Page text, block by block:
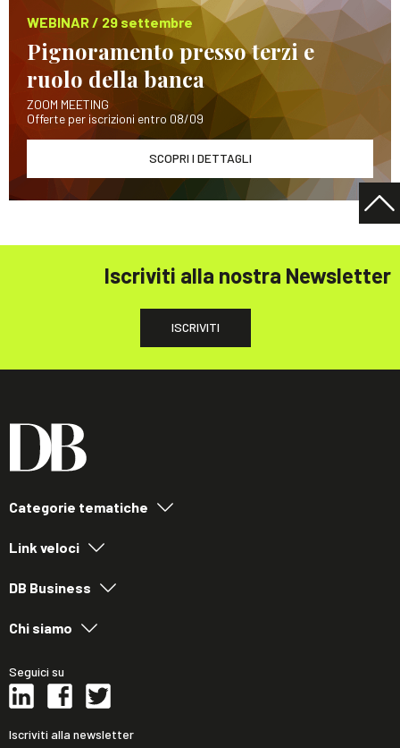
WEBINAR / 29 settembre
Pignoramento presso terzi e
ruolo della banca
ZOOM MEETING
Offerte per iscrizioni entro 08/09
SCOPRI I DETTAGLI
Iscriviti alla nostra Newsletter
ISCRIVITI
Categorie tematiche
Link veloci
DB Business
Chi siamo
Seguici su
Iscriviti alla newsletter